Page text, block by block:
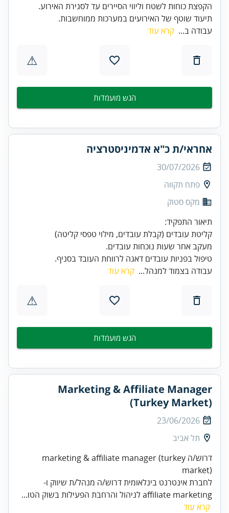
תיעוד שוטף של האירועים במערכות ממוחשבות.
עבודה ב... קרא עוד
⚠
הגש מועמדות
אחראי/ת כ"א אדמיניסטרציה
30/07/2026
פתח תקווה
מקס סטוק
טיפול בפניות עובדים דאגה לרווחת העובד בסניף.
עבודה בצמוד למנהל... קרא עוד
⚠
הגש מועמדות
Marketing & Affiliate Manager
(Turkey Market)
23/06/2026
תל אביב
דרוש/ה marketing & affiliate manager (turkey
market)
לחברת אינטרנט בינלאומית דרוש/ה מנהל/ת שיווק ו-
affiliate marketing לניהול והרחבת הפעילות בשוק הטו...
קרא עוד